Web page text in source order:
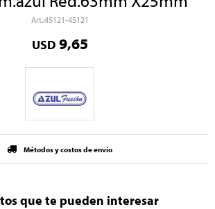
45121-45121
USD 9,65
Métodos y costos de envío
que te pueden interesar